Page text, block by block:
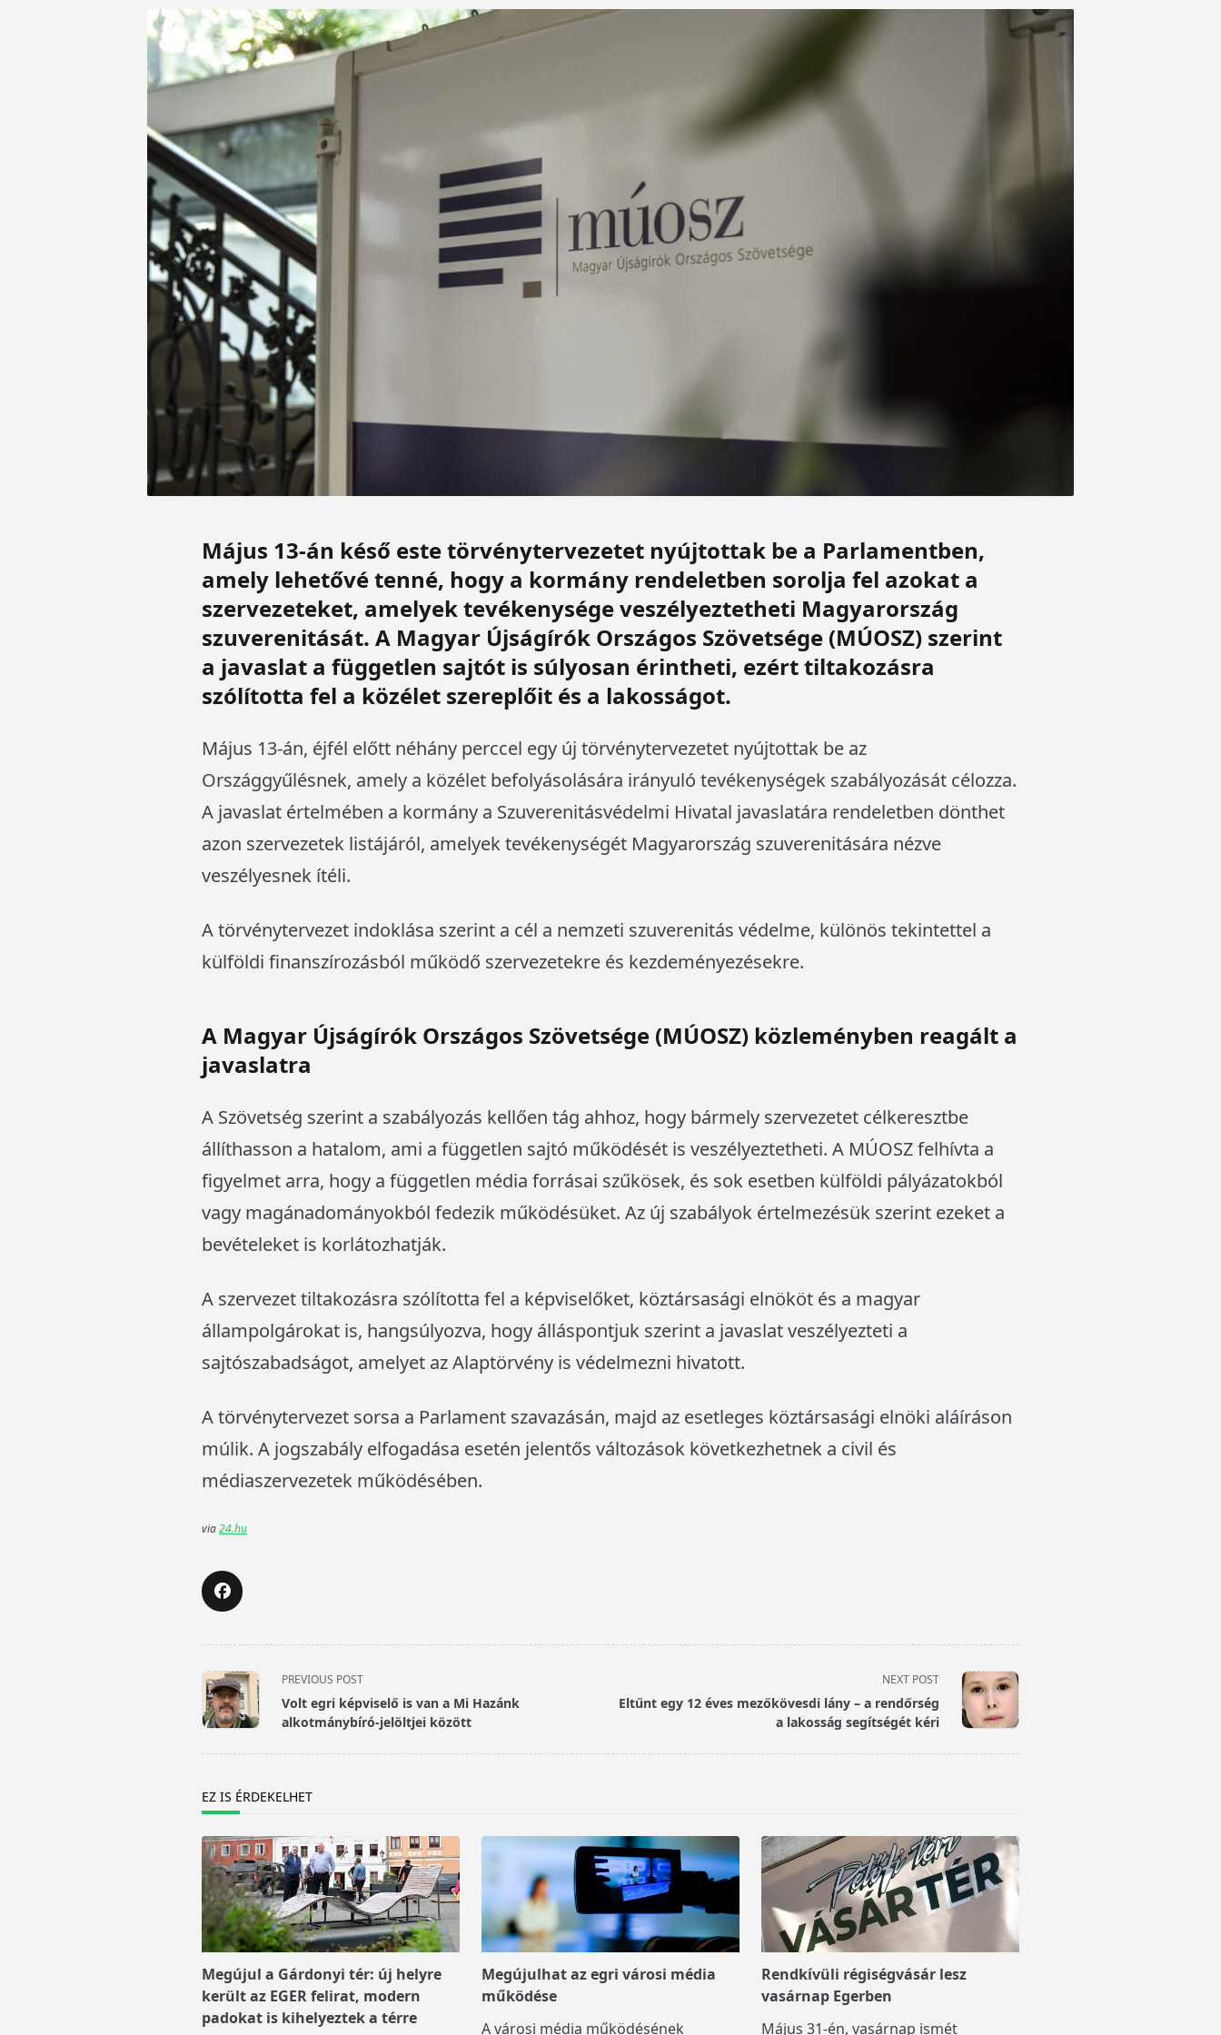
Május 13-án késő este törvénytervezetet nyújtottak be a Parlamentben,
amely lehetővé tenné, hogy a kormány rendeletben sorolja fel azokat a
szervezeteket, amelyek tevékenysége veszélyeztetheti Magyarország
szuverenitását. A Magyar Újságírók Országos Szövetsége (MÚOSZ) szerint
a javaslat a független sajtót is súlyosan érintheti, ezért tiltakozásra
szólította fel a közélet szereplőit és a lakosságot.
Május 13-án, éjfél előtt néhány perccel egy új törvénytervezetet nyújtottak be az
Országgyűlésnek, amely a közélet befolyásolására irányuló tevékenységek szabályozását célozza.
A javaslat értelmében a kormány a Szuverenitásvédelmi Hivatal javaslatára rendeletben dönthet
azon szervezetek listájáról, amelyek tevékenységét Magyarország szuverenitására nézve
veszélyesnek ítéli.
A törvénytervezet indoklása szerint a cél a nemzeti szuverenitás védelme, különös tekintettel a
külföldi finanszírozásból működő szervezetekre és kezdeményezésekre.
A Magyar Újságírók Országos Szövetsége (MÚOSZ) közleményben reagált a
javaslatra
A Szövetség szerint a szabályozás kellően tág ahhoz, hogy bármely szervezetet célkeresztbe
állíthasson a hatalom, ami a független sajtó működését is veszélyeztetheti. A MÚOSZ felhívta a
figyelmet arra, hogy a független média forrásai szűkösek, és sok esetben külföldi pályázatokból
vagy magánadományokból fedezik működésüket. Az új szabályok értelmezésük szerint ezeket a
bevételeket is korlátozhatják.
A szervezet tiltakozásra szólította fel a képviselőket, köztársasági elnököt és a magyar
állampolgárokat is, hangsúlyozva, hogy álláspontjuk szerint a javaslat veszélyezteti a
sajtószabadságot, amelyet az Alaptörvény is védelmezni hivatott.
A törvénytervezet sorsa a Parlament szavazásán, majd az esetleges köztársasági elnöki aláíráson
múlik. A jogszabály elfogadása esetén jelentős változások következhetnek a civil és
médiaszervezetek működésében.
via24.hu
<span
class="nav-
subtitle
text">Page</span>
PREVIOUS POST
Volt egri képviselő is van a Mi Hazánk
alkotmánybíró-jelöltjei között
NEXT POST
Eltűnt egy 12 éves mezőkövesdi lány – a rendőrség
a lakosság segítségét kéri
EZ IS ÉRDEKELHET
Megújul a Gárdonyi tér: új helyre
került az EGER felirat, modern
padokat is kihelyeztek a térre
Megújulhat az egri városi média
működése
A városi média működésének
Rendkívüli régiségvásár lesz
vasárnap Egerben
Május 31-én, vasárnap ismét